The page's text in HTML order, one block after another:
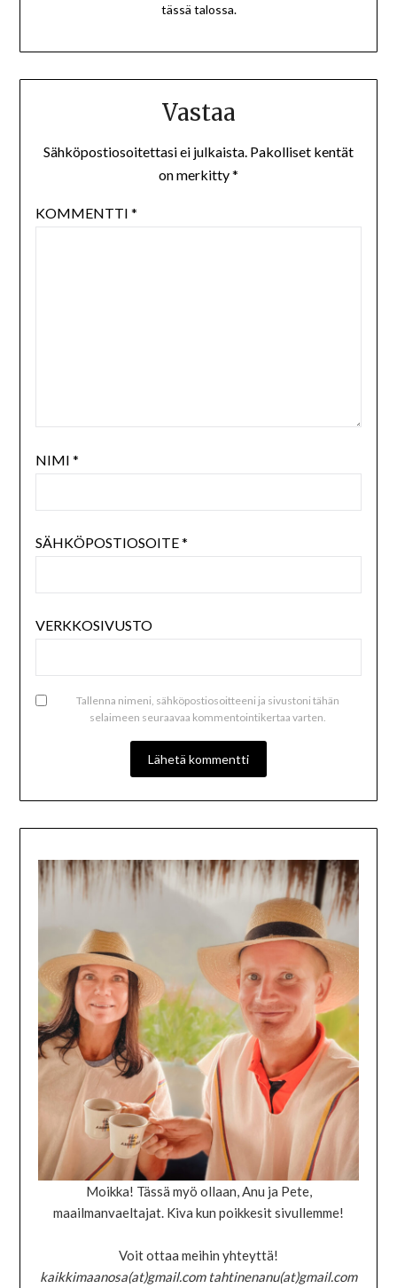
tässä talossa.
Vastaa
Sähköpostiosoitettasi ei julkaista. Pakolliset kentät
on merkitty*
KOMMENTTI *
NIMI *
SÄHKÖPOSTIOSOITE*
VERKKOSIVUSTO
Tallenna nimeni, sähköpostiosoitteeni ja sivustoni tähän
selaimeen seuraavaa kommentointikertaa varten.
Moikka! Tässä myö ollaan, Anu ja Pete,
maailmanvaeltajat. Kiva kun poikkesit sivullemme!
Voit ottaa meihin yhteyttä!
kaikkimaanosa(at)gmail.com tahtinenanu(at)gmail.com